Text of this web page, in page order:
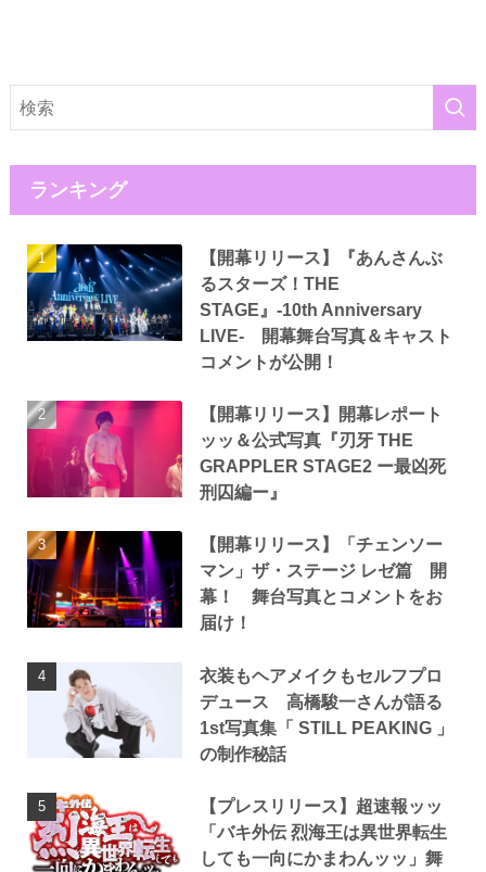
ランキング
【開幕リリース】『あんさんぶ
るスターズ！THE
STAGE』-10th Anniversary
LIVE- 開幕舞台写真＆キャスト
コメントが公開！
【開幕リリース】開幕レポート
ッッ＆公式写真『刃牙 THE
GRAPPLER STAGE2 ー最凶死
刑囚編ー』
【開幕リリース】「チェンソー
マン」ザ・ステージ レゼ篇 開
幕！ 舞台写真とコメントをお
届け！
衣装もヘアメイクもセルフプロ
デュース 高橋駿一さんが語る
1st写真集「 STILL PEAKING 」
の制作秘話
【プレスリリース】超速報ッッ
「バキ外伝 烈海王は異世界転生
しても一向にかまわんッッ」舞